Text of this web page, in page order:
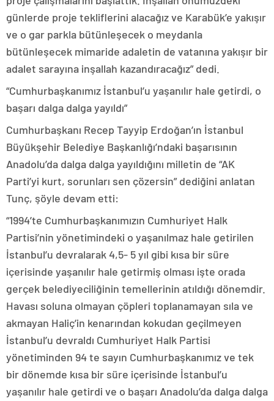
günlerde proje tekliflerini alacağız ve Karabük’e yakışır
ve o gar parkla bütünleşecek o meydanla
bütünleşecek mimaride adaletin de vatanına yakışır bir
adalet sarayına inşallah kazandıracağız” dedi.
“Cumhurbaşkanımız İstanbul’u yaşanılır hale getirdi, o
başarı dalga dalga yayıldı”
Cumhurbaşkanı Recep Tayyip Erdoğan’ın İstanbul
Büyükşehir Belediye Başkanlığı’ndaki başarısının
Anadolu’da dalga dalga yayıldığını milletin de “AK
Parti’yi kurt, sorunları sen çözersin” dediğini anlatan
Tunç, şöyle devam etti:
“1994’te Cumhurbaşkanımızın Cumhuriyet Halk
Partisi’nin yönetimindeki o yaşanılmaz hale getirilen
İstanbul’u devralarak 4,5- 5 yıl gibi kısa bir süre
içerisinde yaşanılır hale getirmiş olması işte orada
gerçek belediyeciliğinin temellerinin atıldığı dönemdir.
Havası soluna olmayan çöpleri toplanamayan sıla ve
akmayan Haliç’in kenarından kokudan geçilmeyen
İstanbul’u devraldı Cumhuriyet Halk Partisi
yönetiminden 94 te sayın Cumhurbaşkanımız ve tek
bir dönemde kısa bir süre içerisinde İstanbul’u
yaşanılır hale getirdi ve o başarı Anadolu’da dalga dalga